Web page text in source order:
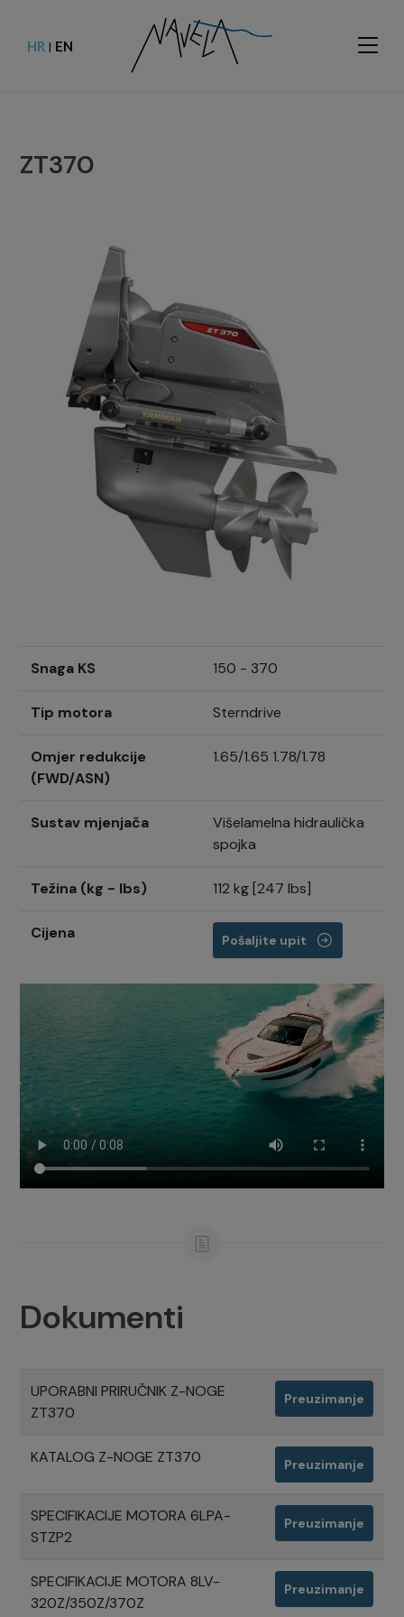
HR | EN
ZT370
Snaga KS 150 - 370
Tip motora Sterndrive
Omjer redukcije
(FWD/ASN)
1.65/1.65 1.78/1.78
Sustav mjenjača
Višelamelna hidraulička
spojka
Težina (kg - lbs) 112 kg [247 lbs]
Cijena Pošaljite upit
Dokumenti
UPORABNI PRIRUČNIK Z-NOGE
ZT370
Preuzimanje
KATALOG Z-NOGE ZT370 Preuzimanje
SPECIFIKACIJE MOTORA 6LPA-
STZP2
Preuzimanje
SPECIFIKACIJE MOTORA 8LV-
320Z/350Z/370Z
Preuzimanje